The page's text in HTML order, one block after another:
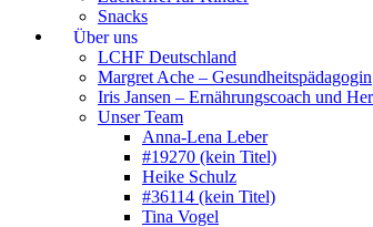
Snacks
Über uns
LCHF Deutschland
Margret Ache – Gesundheitspädagogin
Iris Jansen – Ernährungscoach und
Unser Team
Anna-Lena Leber
#19270 (kein Titel)
Heike Schulz
#36114 (kein Titel)
Tina Vogel